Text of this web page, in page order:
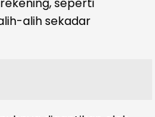
alih sekadar